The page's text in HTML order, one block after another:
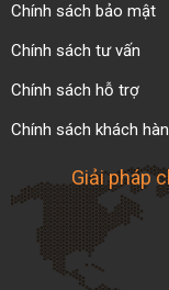
Chính sách bảo mật
Chính sách tư vấn
Chính sách hỗ trợ
Chính sách khách
Giải pháp